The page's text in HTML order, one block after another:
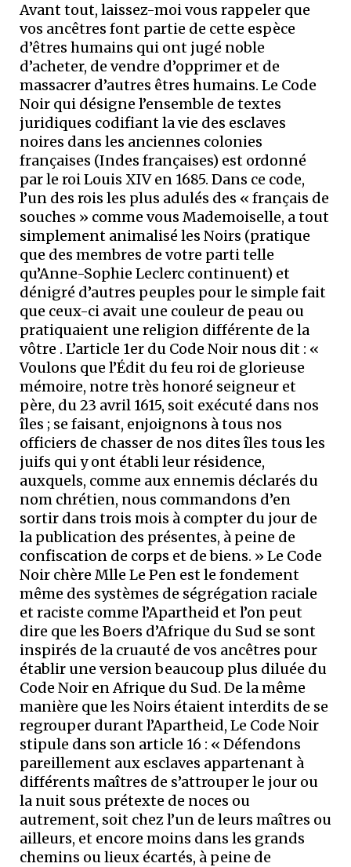
Avant tout, laissez-moi vous rappeler que
vos ancêtres font partie de cette espèce
d’êtres humains qui ont jugé noble
d’acheter, de vendre d’opprimer et de
massacrer d’autres êtres humains. Le Code
Noir qui désigne l’ensemble de textes
juridiques codifiant la vie des esclaves
noires dans les anciennes colonies
françaises (Indes françaises) est ordonné
par le roi Louis XIV en 1685. Dans ce code,
l’un des rois les plus adulés des « français de
souches » comme vous Mademoiselle, a tout
simplement animalisé les Noirs (pratique
que des membres de votre parti telle
qu’Anne-Sophie Leclerc continuent) et
dénigré d’autres peuples pour le simple fait
que ceux-ci avait une couleur de peau ou
pratiquaient une religion différente de la
vôtre . L’article 1er du Code Noir nous dit : «
Voulons que l’Édit du feu roi de glorieuse
mémoire, notre très honoré seigneur et
père, du 23 avril 1615, soit exécuté dans nos
îles ; se faisant, enjoignons à tous nos
officiers de chasser de nos dites îles tous les
juifs qui y ont établi leur résidence,
auxquels, comme aux ennemis déclarés du
nom chrétien, nous commandons d’en
sortir dans trois mois à compter du jour de
la publication des présentes, à peine de
confiscation de corps et de biens. » Le Code
Noir chère Mlle Le Pen est le fondement
même des systèmes de ségrégation raciale
et raciste comme l’Apartheid et l’on peut
dire que les Boers d’Afrique du Sud se sont
inspirés de la cruauté de vos ancêtres pour
établir une version beaucoup plus diluée du
Code Noir en Afrique du Sud. De la même
manière que les Noirs étaient interdits de se
regrouper durant l’Apartheid, Le Code Noir
stipule dans son article 16 : « Défendons
pareillement aux esclaves appartenant à
différents maîtres de s’attrouper le jour ou
la nuit sous prétexte de noces ou
autrement, soit chez l’un de leurs maîtres ou
ailleurs, et encore moins dans les grands
chemins ou lieux écartés, à peine de